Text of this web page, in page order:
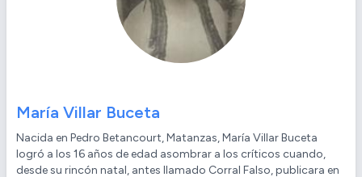
María Villar Buceta
Nacida en Pedro Betancourt, Matanzas, María Villar Buceta
logró a los 16 años de edad asombrar a los críticos cuando,
desde su rincón natal, antes llamado Corral Falso, publicara en